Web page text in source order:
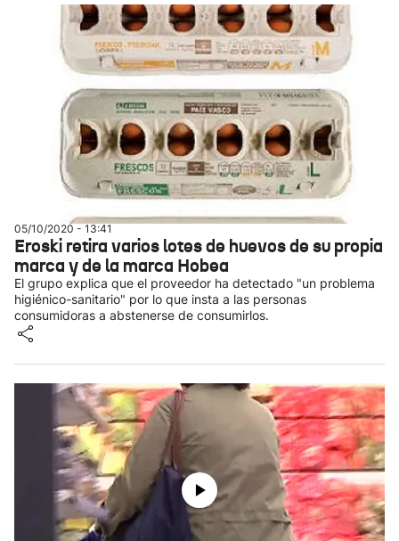
05/10/2020 - 13:41
Eroski retira varios lotes de huevos de su propia
marca y de la marca Hobea
El grupo explica que el proveedor ha detectado "un problema
higiénico-sanitario" por lo que insta a las personas
consumidoras a abstenerse de consumirlos.